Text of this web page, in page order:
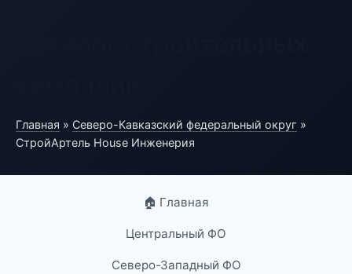
Главная » Северо-Кавказский федеральный округ »
СтройАртель House Инженерия
🏠 Главная
Центральный ФО
Северо-Западный ФО